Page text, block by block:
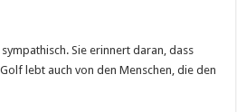
Sie erinnert daran, dass
lebt auch von den Menschen, die den